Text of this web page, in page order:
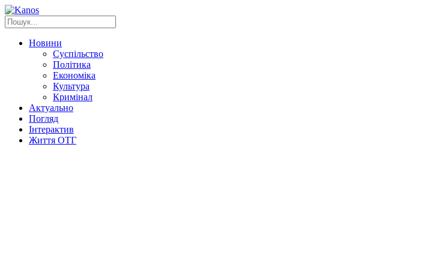
Новини
Суспільство
Політика
Економіка
Культура
Кримінал
Актуально
Погляд
Інтерактив
Життя ОТГ